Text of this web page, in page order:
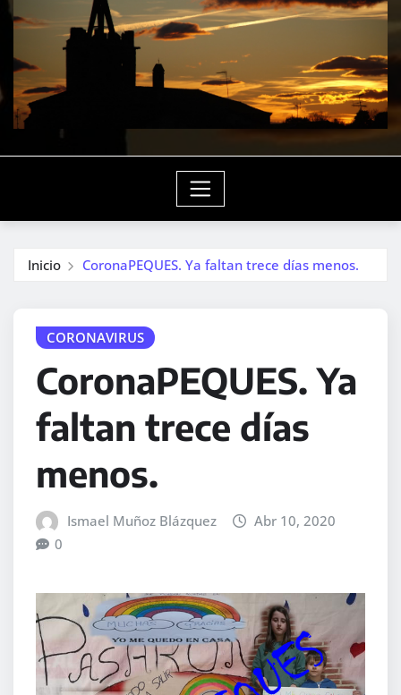
Inicio CoronaPEQUES. Ya faltan trece días menos.
CORONAVIRUS
CoronaPEQUES. Ya
faltan trece días
menos.
Ismael Muñoz Blázquez
Abr 10, 2020
0